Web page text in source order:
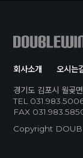
회사소개 오시는
경기도 김포시 월곶
TEL
FAX
Copyright